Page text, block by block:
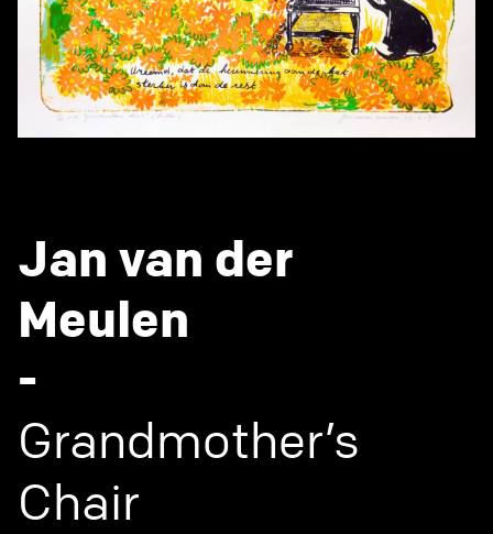
Jan van der
Meulen
-
Grandmother’s
Chair